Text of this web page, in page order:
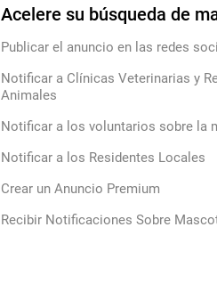
Acelere su búsqueda de
Publicar el anuncio en las redes
Notificar a Clínicas Veterinarias y
Animales
Notificar a los voluntarios sobre la
Notificar a los Residentes Locales
Crear un Anuncio Premium
Recibir Notificaciones Sobre